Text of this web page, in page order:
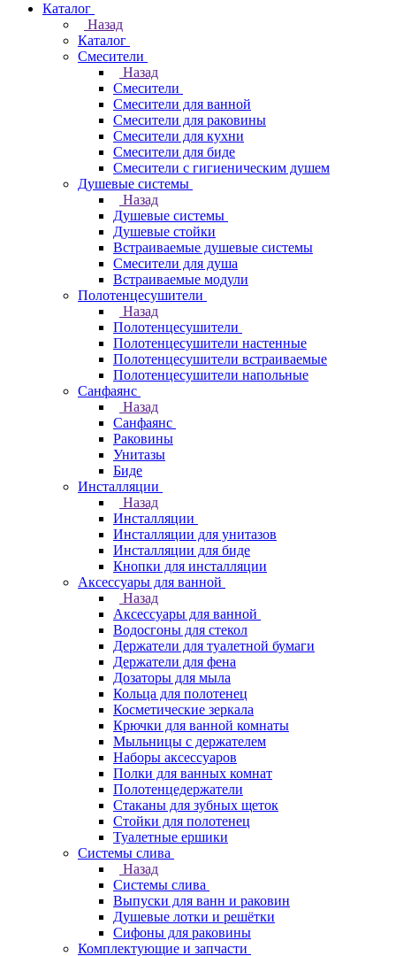
Каталог
Назад
Каталог
Смесители
Назад
Смесители
Смесители для ванной
Смесители для раковины
Смесители для кухни
Смесители для биде
Смесители с гигиеническим душем
Душевые системы
Назад
Душевые системы
Душевые стойки
Встраиваемые душевые системы
Смесители для душа
Встраиваемые модули
Полотенцесушители
Назад
Полотенцесушители
Полотенцесушители настенные
Полотенцесушители встраиваемые
Полотенцесушители напольные
Санфаянс
Назад
Санфаянс
Раковины
Унитазы
Биде
Инсталляции
Назад
Инсталляции
Инсталляции для унитазов
Инсталляции для биде
Кнопки для инсталляции
Аксессуары для ванной
Назад
Аксессуары для ванной
Водосгоны для стекол
Держатели для туалетной бумаги
Держатели для фена
Дозаторы для мыла
Кольца для полотенец
Косметические зеркала
Крючки для ванной комнаты
Мыльницы с держателем
Наборы аксессуаров
Полки для ванных комнат
Полотенцедержатели
Стаканы для зубных щеток
Стойки для полотенец
Туалетные ершики
Системы слива
Назад
Системы слива
Выпуски для ванн и раковин
Душевые лотки и решётки
Сифоны для раковины
Комплектующие и запчасти